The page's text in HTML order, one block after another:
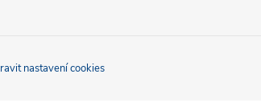
nastavení cookies